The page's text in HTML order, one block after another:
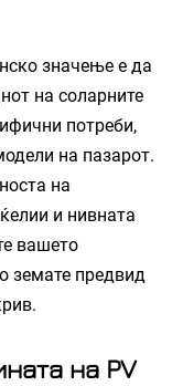
значење е да
на соларните
потреби,
на пазарот.
на
и нивната
вашето
земате предвид
на PV